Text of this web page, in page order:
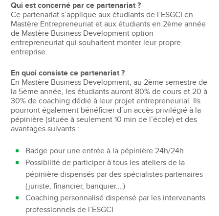
Qui est concerné par ce partenariat ?
Ce partenariat s’applique aux étudiants de l’ESGCI en
Mastère Entrepreneuriat et aux étudiants en 2ème année
de Mastère Business Development option
entrepreneuriat qui souhaitent monter leur propre
entreprise.
En quoi consiste ce partenariat ?
En Mastère Business Development, au 2ème semestre de
la 5ème année, les étudiants auront 80% de cours et 20 à
30% de coaching dédié à leur projet entrepreneurial. Ils
pourront également bénéficier d’un accès privilégié à la
pépinière (située à seulement 10 min de l’école) et des
avantages suivants :
Badge pour une entrée à la pépinière 24h/24h
Possibilité de participer à tous les ateliers de la
pépinière dispensés par des spécialistes partenaires
(juriste, financier, banquier….)
Coaching personnalisé dispensé par les intervenants
professionnels de l’ESGCI